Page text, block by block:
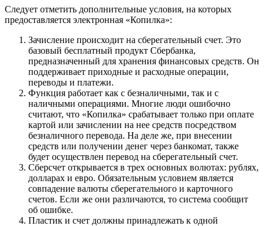
Следует отметить дополнительные условия, на которых
предоставляется электронная «Копилка»:
Зачисление происходит на сберегательный счет. Это
базовый бесплатный продукт Сбербанка,
предназначенный для хранения финансовых средств. Он
поддерживает приходные и расходные операции,
переводы и платежи.
Функция работает как с безналичными, так и с
наличными операциями. Многие люди ошибочно
считают, что «Копилка» срабатывает только при оплате
картой или зачислении на нее средств посредством
безналичного перевода. На деле же, при внесении
средств или получении денег через банкомат, также
будет осуществлен перевод на сберегательный счет.
Сберсчет открывается в трех основных волютах: рублях,
долларах и евро. Обязательным условием является
совпадение валюты сберегательного и карточного
счетов. Если же они различаются, то система сообщит
об ошибке.
Пластик и счет должны принадлежать к одной